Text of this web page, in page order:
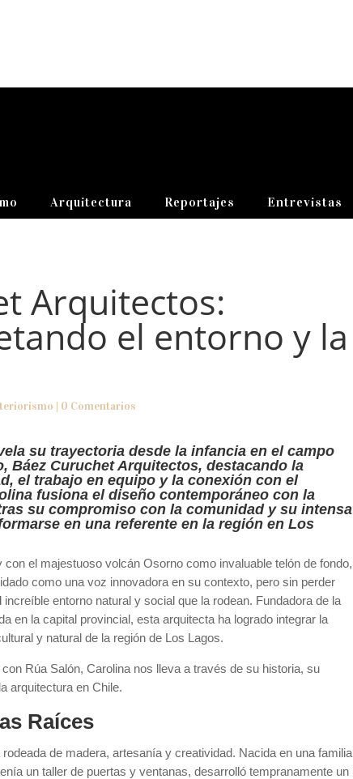
Arquitectura Reportajes Entrevistas
Arquitectos:
el entorno y la
| 0 Comentarios
su trayectoria desde la infancia en el campo
Báez Curuchet Arquitectos, destacando la
el trabajo en equipo y la conexión con el
fusiona el diseño contemporáneo con la
su compromiso con la comunidad y su intensa
en una referente en la región en Los
el majestuoso volcán Osorno como invaluable telón de fondo,
como una voz innovadora en su contexto, pero sin perder
entorno natural y social que la rodean. Fundadora de la
en la capital provincial, esta arquitecta ha logrado integrar la
y natural de la región de Los Lagos.
Rúa Salón, Carolina nos lleva a través de su historia, su
arquitectura en Chile.
Raíces
de madera, artesanía y creatividad. Nacida en una familia
un taller de puertas y ventanas, desarrolló tempranamente un